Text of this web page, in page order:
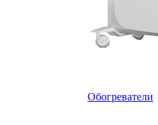
Обогреватели